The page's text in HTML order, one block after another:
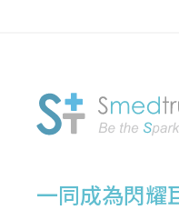
一同成為閃耀